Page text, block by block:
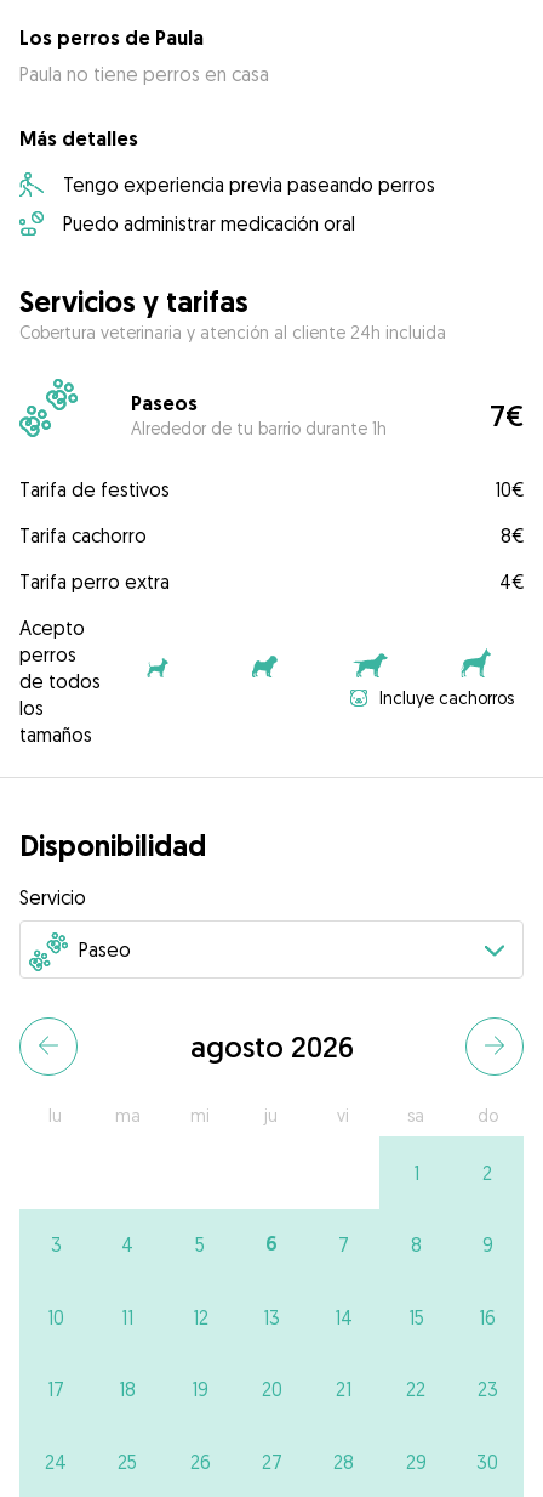
Los perros de Paula
Paula no tiene perros en casa
Más detalles
Tengo experiencia previa paseando perros
Puedo administrar medicación oral
Servicios y tarifas
Cobertura veterinaria y atención al cliente 24h incluida
Paseos
Alrededor de tu barrio durante 1h 7€
Tarifa de festivos
10€
Tarifa cachorro
8€
Tarifa perro extra
4€
Acepto
perros
de todos
los
tamaños
Incluye cachorros
Disponibilidad
Servicio
agosto 2026
lu ma mi ju vi sa do
1 2
3 4 5 6 7 8 9
10 11 12 13 14 15 16
17 18 19 20 21 22 23
24 25 26 27 28 29 30